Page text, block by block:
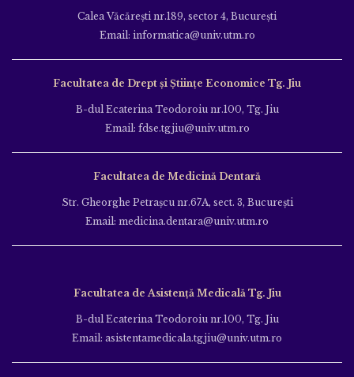
Calea Văcăreşti nr.189, sector 4, Bucureşti
Email: informatica@univ.utm.ro
Facultatea de Drept și Științe Economice Tg. Jiu
B-dul Ecaterina Teodoroiu nr.100, Tg. Jiu
Email: fdse.tgjiu@univ.utm.ro
Facultatea de Medicină Dentară
Str. Gheorghe Petraşcu nr.67A, sect. 3, Bucureşti
Email: medicina.dentara@univ.utm.ro
Facultatea de Asistență Medicală Tg. Jiu
B-dul Ecaterina Teodoroiu nr.100, Tg. Jiu
Email: asistentamedicala.tgjiu@univ.utm.ro